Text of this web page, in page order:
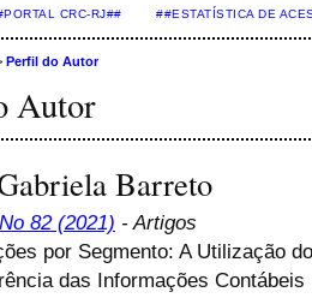
CRC-RJ## ##ESTATÍSTICA DE
Perfil do Autor
Autor
Barreto
82 (2021) - Artigos
por Segmento: A Utilização
das Informações Contábeis